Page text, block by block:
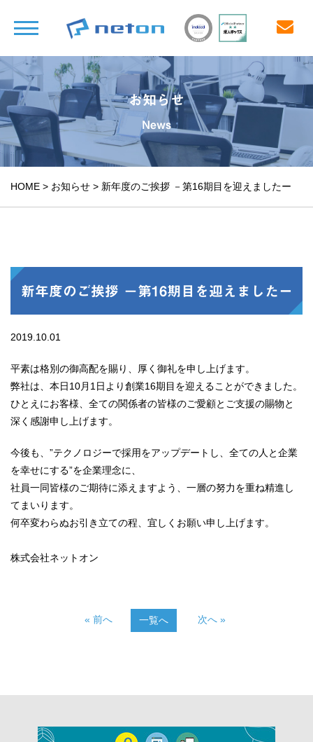
お知らせ
News
HOME > お知らせ > 新年度のご挨拶 －第16期目を迎えましたー
新年度のご挨拶 －第16期目を迎えましたー
2019.10.01
平素は格別の御高配を賜り、厚く御礼を申し上げます。
弊社は、本日10月1日より創業16期目を迎えることができました。
ひとえにお客様、全ての関係者の皆様のご愛顧とご支援の賜物と
深く感謝申し上げます。
今後も、”テクノロジーで採用をアップデートし、全ての人と企業
を幸せにする”を企業理念に、
社員一同皆様のご期待に添えますよう、一層の努力を重ね精進し
てまいります。
何卒変わらぬお引き立ての程、宜しくお願い申し上げます。
株式会社ネットオン
« 前へ 一覧へ 次へ »